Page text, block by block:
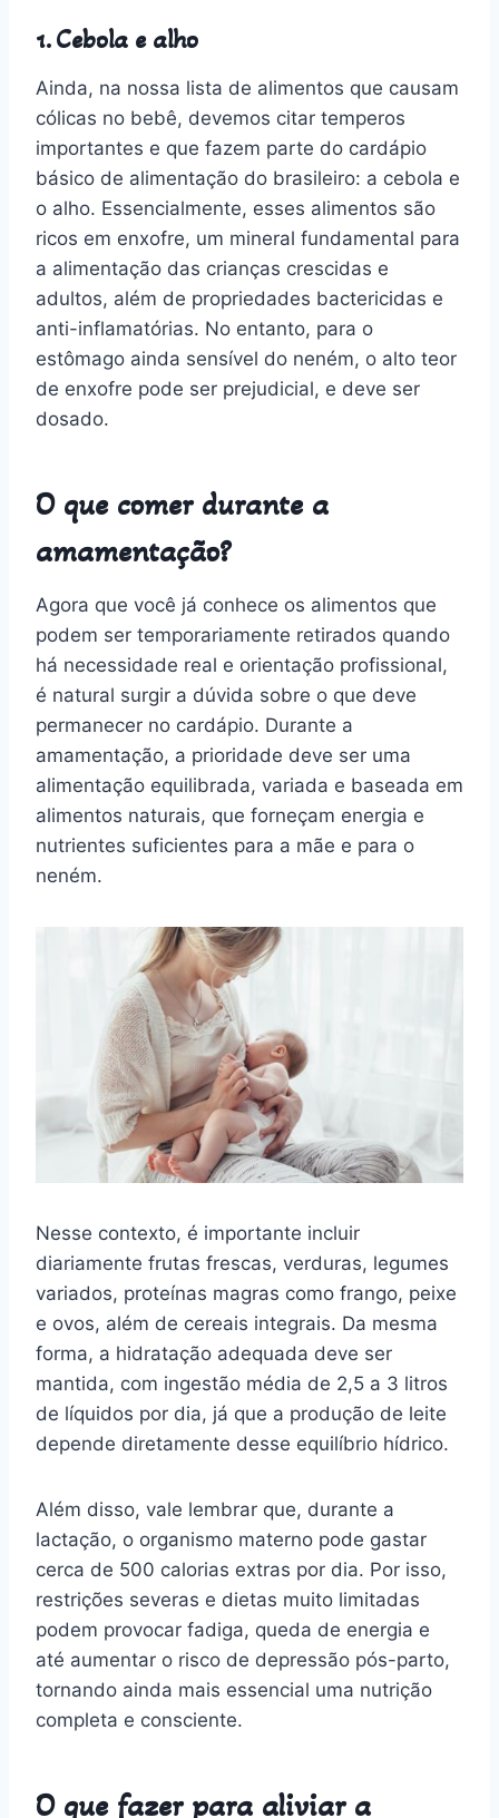
1. Cebola e alho
Ainda, na nossa lista de alimentos que causam
cólicas no bebê, devemos citar temperos
importantes e que fazem parte do cardápio
básico de alimentação do brasileiro: a cebola e
o alho. Essencialmente, esses alimentos são
ricos em enxofre, um mineral fundamental para
a alimentação das crianças crescidas e
adultos, além de propriedades bactericidas e
anti-inflamatórias. No entanto, para o
estômago ainda sensível do neném, o alto teor
de enxofre pode ser prejudicial, e deve ser
dosado.
O que comer durante a
amamentação?
Agora que você já conhece os alimentos que
podem ser temporariamente retirados quando
há necessidade real e orientação profissional,
é natural surgir a dúvida sobre o que deve
permanecer no cardápio. Durante a
amamentação, a prioridade deve ser uma
alimentação equilibrada, variada e baseada em
alimentos naturais, que forneçam energia e
nutrientes suficientes para a mãe e para o
neném.
Nesse contexto, é importante incluir
diariamente frutas frescas, verduras, legumes
variados, proteínas magras como frango, peixe
e ovos, além de cereais integrais. Da mesma
forma, a hidratação adequada deve ser
mantida, com ingestão média de 2,5 a 3 litros
de líquidos por dia, já que a produção de leite
depende diretamente desse equilíbrio hídrico.
Além disso, vale lembrar que, durante a
lactação, o organismo materno pode gastar
cerca de 500 calorias extras por dia. Por isso,
restrições severas e dietas muito limitadas
podem provocar fadiga, queda de energia e
até aumentar o risco de depressão pós-parto,
tornando ainda mais essencial uma nutrição
completa e consciente.
O que fazer para aliviar a